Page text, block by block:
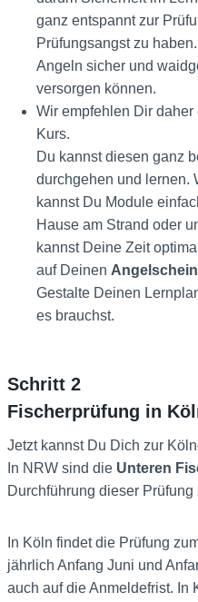
ganz entspannt zur
Prüfungsangst zu
Angeln sicher und
versorgen können.
Wir empfehlen Dir
Kurs.
Du kannst diesen ganz
durchgehen und lernen.
kannst Du Module
Hause am Strand oder
kannst Deine Zeit
auf Deinen
Gestalte Deinen
es brauchst.
Schritt 2
Fischerprüfung in
Jetzt kannst Du Dich zur
In NRW sind die Unteren
Durchführung dieser Prüfung
In Köln findet die Prüfung
jährlich Anfang Juni und
auch auf die Anmeldefrist. In